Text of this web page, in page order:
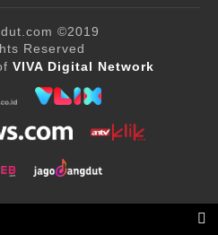
©2019
Reserved
VIVA Digital Network
